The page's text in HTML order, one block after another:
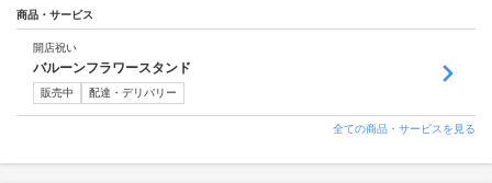
商品・サービス
開店祝い
バルーンフラワースタンド
販売中 配達・デリバリー
全ての商品・サービスを見る